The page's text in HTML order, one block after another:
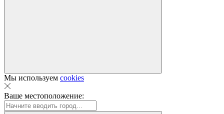
Мы используем cookies
Ваше местоположение: